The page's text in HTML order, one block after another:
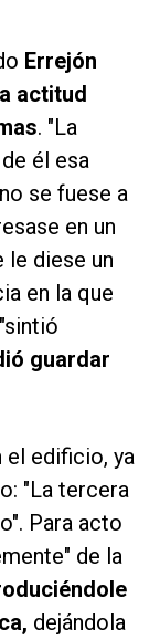
Errejón
actitud
. "La
él esa
se fuese a
en un
le diese un
en la que
guardar
el edificio, ya
"La tercera
Para acto
de la
dejándola